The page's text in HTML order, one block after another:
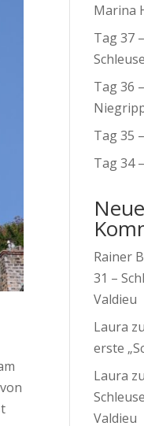
Marina
Tag 37
Tag 36
Tag 35
Tag 34
Rainer
31 –
Valdieu
Laura zu
erste
Laura zu
Valdieu